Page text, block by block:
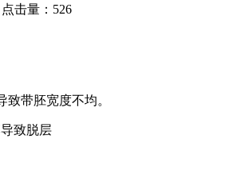
击量： 526
致带胚宽度不均。
致脱层